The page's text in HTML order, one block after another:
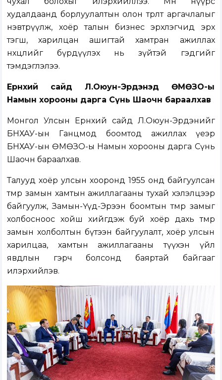
худалдаанд борлуулалтын олон төрөлт аргачлалыг
нэвтрүүлж, хоёр талын бизнес эрхлэгчид эрх
тэгш, харилцан ашигтай хамтран ажиллах
нөхцөлийг бүрдүүлэх нь зүйтэй гэдгийг
тэмдэглэлээ.
Ерөнхий сайд Л.Оюун-Эрдэнэд ӨМӨЗО-ы
Намын хорооны дарга Сүнь Шаочөн бараалхав
Монгол Улсын Ерөнхий сайд Л.Оюун-Эрдэнийг
БНХАУ-ын Ганцмод боомтод ажиллах үеэр
БНХАУ-ын ӨМӨЗО-ы Намын хорооны дарга Сүнь
Шаочөн бараалхав.
Талууд хоёр улсын хооронд 1955 онд байгуулсан
төмөр замын хамтын ажиллагааны тухай хэлэлцээр
байгуулж, Замын-Үүд-Эрээн боомтын төмөр замыг
холбосноос хойш хийгдэж буй хоёр дахь төмөр
замын холболтын бүтээн байгуулалт, хоёр улсын
харилцаа, хамтын ажиллагааны түүхэн үйл
явдлын гэрч болсонд баяртай байгааг
илэрхийлэв.